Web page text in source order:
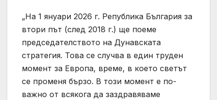
„На 1 януари 2026 г. Република България за
втори път (след 2018 г.) ще поеме
председателството на Дунавската
стратегия. Това се случва в един труден
момент за Европа, време, в което светът
се променя бързо. В този момент е по-
важно от всякога да заздравяваме